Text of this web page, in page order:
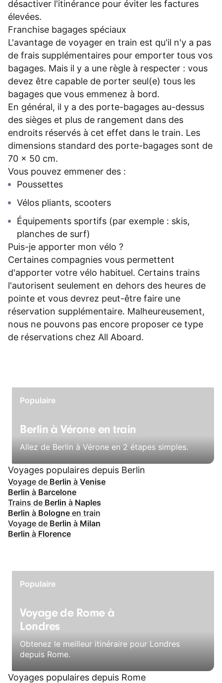
désactiver l'itinérance pour éviter les factures
élevées.
Franchise bagages spéciaux
L'avantage de voyager en train est qu'il n'y a pas
de frais supplémentaires pour emporter tous vos
bagages. Mais il y a une règle à respecter : vous
devez être capable de porter seul(e) tous les
bagages que vous emmenez à bord.
En général, il y a des porte-bagages au-dessus
des sièges et plus de rangement dans des
endroits réservés à cet effet dans le train. Les
dimensions standard des porte-bagages sont de
70 x 50 cm.
Vous pouvez emmener des :
Poussettes
Vélos pliants, scooters
Équipements sportifs (par exemple : skis,
planches de surf)
Puis-je apporter mon vélo ?
Certaines compagnies vous permettent
d'apporter votre vélo habituel. Certains trains
l'autorisent seulement en dehors des heures de
pointe et vous devrez peut-être faire une
réservation supplémentaire. Malheureusement,
nous ne pouvons pas encore proposer ce type
de réservations chez All Aboard.
Populaire
Berlin à Vérone en train
Allez de Berlin à Vérone en 2 étapes simples.
Voyages populaires depuis Berlin
Voyage de Berlin à Venise
Berlin à Barcelone
Trains de Berlin à Naples
Berlin à Bologne en train
Voyage de Berlin à Milan
Berlin à Florence
Populaire
Voyage de Rome à
Londres
Obtenez le meilleur itinéraire pour Londres
depuis Rome.
Voyages populaires depuis Rome